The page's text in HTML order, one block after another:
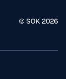
© SOK 2026